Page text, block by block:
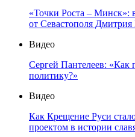
«Точки Роста – Минск»:
от Севастополя Дмитрия
Видео
Сергей Пантелеев: «Как
политику?»
Видео
Как Крещение Руси
проектом в истории